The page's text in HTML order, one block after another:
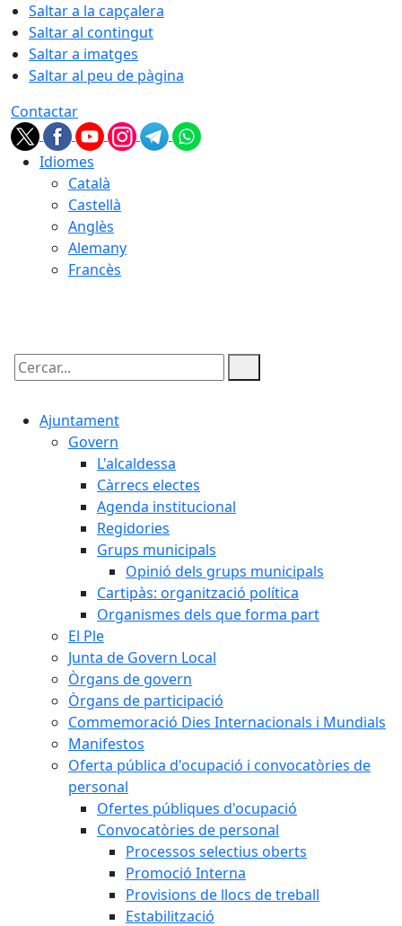
Saltar a la capçalera
Saltar al contingut
Saltar a imatges
Saltar al peu de pàgina
Contactar
Idiomes
Català
Castellà
Anglès
Alemany
Francès
Cercar:
Ajuntament
Govern
L'alcaldessa
Càrrecs electes
Agenda institucional
Regidories
Grups municipals
Opinió dels grups municipals
Cartipàs: organització política
Organismes dels que forma part
El Ple
Junta de Govern Local
Òrgans de govern
Òrgans de participació
Commemoració Dies Internacionals i Mundials
Manifestos
Oferta pública d'ocupació i convocatòries de
personal
Ofertes públiques d'ocupació
Convocatòries de personal
Processos selectius oberts
Promoció Interna
Provisions de llocs de treball
Estabilització